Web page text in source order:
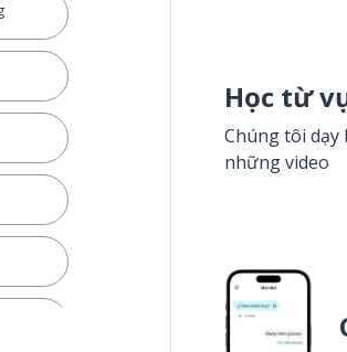
Học từ
Chúng tôi
những video